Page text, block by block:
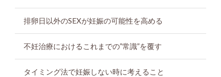
排卵日以外のSEXが妊娠の可能性を高める
不妊治療におけるこれまでの”常識”を覆す
タイミング法で妊娠しない時に考えること